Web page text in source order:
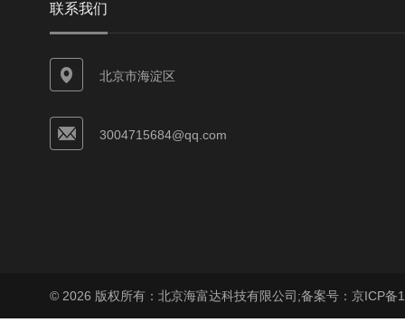
联系我们
北京市海淀区
3004715684@qq.com
© 2026 版权所有：北京海富达科技有限公司;备案号：京ICP备